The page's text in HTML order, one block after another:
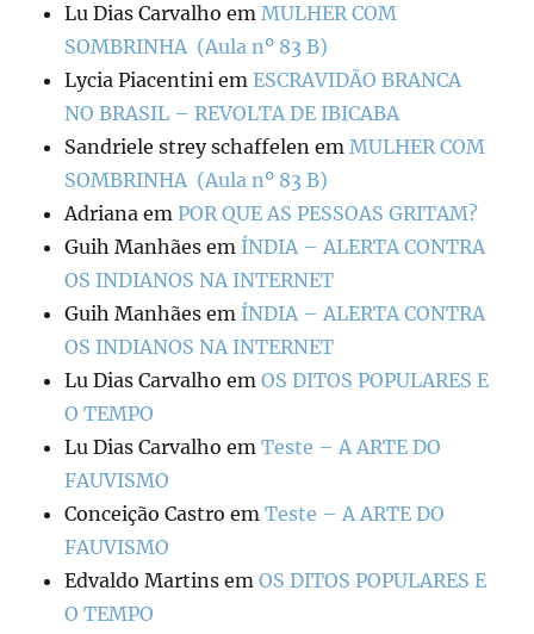
Lu Dias Carvalho emMULHER COM
SOMBRINHA (Aula nº 83 B)
Lycia Piacentini emESCRAVIDÃO BRANCA
NO BRASIL – REVOLTA DE IBICABA
Sandriele strey schaffelen emMULHER COM
SOMBRINHA (Aula nº 83 B)
Adriana emPOR QUE AS PESSOAS GRITAM?
Guih Manhães em ÍNDIA – ALERTA CONTRA
OS INDIANOS NA INTERNET
Guih Manhães em ÍNDIA – ALERTA CONTRA
OS INDIANOS NA INTERNET
Lu Dias Carvalho emOS DITOS POPULARES E
O TEMPO
Lu Dias Carvalho emTeste – A ARTE DO
FAUVISMO
Conceição Castro emTeste – A ARTE DO
FAUVISMO
Edvaldo Martins emOS DITOS POPULARES E
O TEMPO